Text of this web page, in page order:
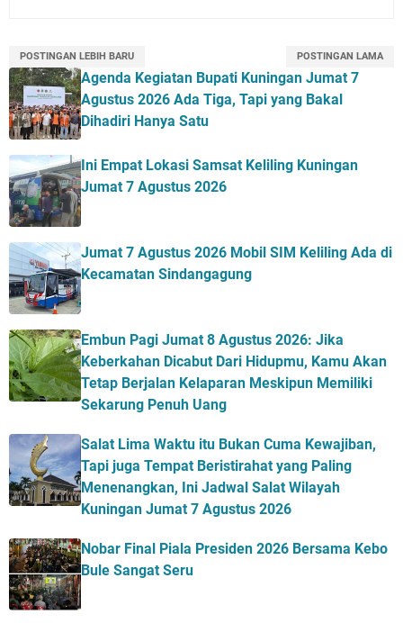
POSTINGAN LEBIH BARU POSTINGAN LAMA
Agenda Kegiatan Bupati Kuningan Jumat 7
Agustus 2026 Ada Tiga, Tapi yang Bakal
Dihadiri Hanya Satu
Ini Empat Lokasi Samsat Keliling Kuningan
Jumat 7 Agustus 2026
Jumat 7 Agustus 2026 Mobil SIM Keliling Ada di
Kecamatan Sindangagung
Embun Pagi Jumat 8 Agustus 2026: Jika
Keberkahan Dicabut Dari Hidupmu, Kamu Akan
Tetap Berjalan Kelaparan Meskipun Memiliki
Sekarung Penuh Uang
Salat Lima Waktu itu Bukan Cuma Kewajiban,
Tapi juga Tempat Beristirahat yang Paling
Menenangkan, Ini Jadwal Salat Wilayah
Kuningan Jumat 7 Agustus 2026
Nobar Final Piala Presiden 2026 Bersama Kebo
Bule Sangat Seru